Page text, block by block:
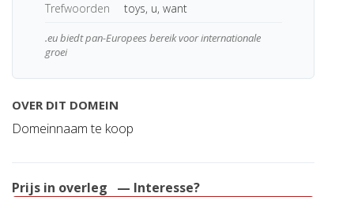
Trefwoorden
toys, u, want
.eu biedt pan-Europees bereik voor internationale
groei
OVER DIT DOMEIN
Domeinnaam te koop
Prijs in overleg
— Interesse?